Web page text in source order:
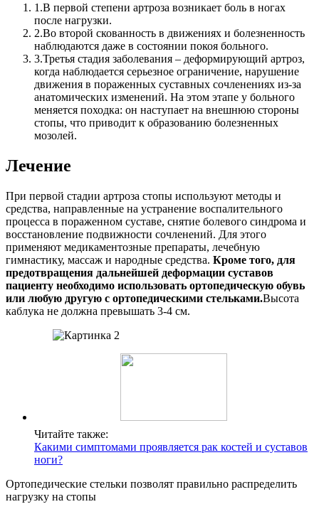
1.В первой степени артроза возникает боль в ногах
после нагрузки.
2.Во второй скованность в движениях и болезненность
наблюдаются даже в состоянии покоя больного.
3.Третья стадия заболевания – деформирующий артроз,
когда наблюдается серьезное ограничение, нарушение
движения в пораженных суставных сочленениях из-за
анатомических изменений. На этом этапе у больного
меняется походка: он наступает на внешнюю стороны
стопы, что приводит к образованию болезненных
мозолей.
Лечение
При первой стадии артроза стопы используют методы и
средства, направленные на устранение воспалительного
процесса в пораженном суставе, снятие болевого синдрома и
восстановление подвижности сочленений. Для этого
применяют медикаментозные препараты, лечебную
гимнастику, массаж и народные средства. Кроме того, для
предотвращения дальнейшей деформации суставов
пациенту необходимо использовать ортопедическую обувь
или любую другую с ортопедическими стельками.Высота
каблука не должна превышать 3-4 см.
Читайте также:
Какими симптомами проявляется рак костей и суставов
ноги?
Ортопедические стельки позволят правильно распределить
нагрузку на стопы